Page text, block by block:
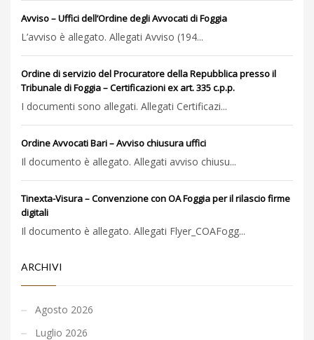
Avviso – Uffici dell’Ordine degli Avvocati di Foggia
L’avviso è allegato. Allegati Avviso (194...
Ordine di servizio del Procuratore della Repubblica presso il
Tribunale di Foggia – Certificazioni ex art. 335 c.p.p.
I documenti sono allegati. Allegati Certificazi...
Ordine Avvocati Bari – Avviso chiusura uffici
Il documento è allegato. Allegati avviso chiusu...
Tinexta-Visura – Convenzione con OA Foggia per il rilascio firme
digitali
Il documento è allegato. Allegati Flyer_COAFogg...
ARCHIVI
Agosto 2026
Luglio 2026